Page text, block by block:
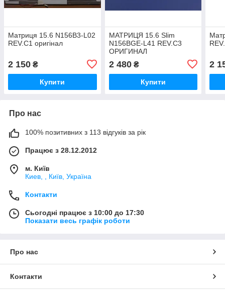
Матриця 15.6 N156B3-L02
REV.C1 оригінал
2 150 ₴
Купити
МАТРИЦЯ 15.6 Slim
N156BGE-L41 REV.C3
ОРИГИНАЛ
2 480₴
Купити
2
Про нас
100% позитивних з 113 відгуків за рік
Працює з 28.12.2012
м. Київ
Киев, , Київ, Україна
Контакти
Сьогодні працює з 10:00 до 17:30
Показати весь графік роботи
Про нас
Контакти